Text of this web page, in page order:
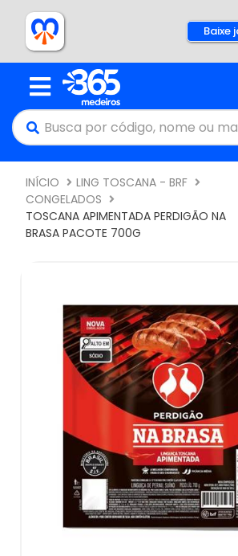
Baixe
INÍCIO
LING TOSCANA - BRF
CONGELADOS
TOSCANA APIMENTADA PERDIGÃO NA
BRASA PACOTE 700G